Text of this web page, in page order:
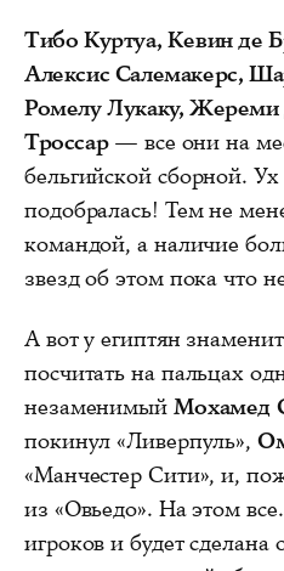
Тибо Куртуа, Кевин де
Алексис Салемакерс,
Ромелу Лукаку, Жереми
Троссар— все они на
бельгийской сборной.
подобралась! Тем не
командой, а наличие
звезд об этом пока что
А вот у египтян
посчитать на пальцах
незаменимый Мохамед
покинул «Ливерпуль»,
«Манчестер Сити», и,
из «Овьедо». На этом
игроков и будет сделана